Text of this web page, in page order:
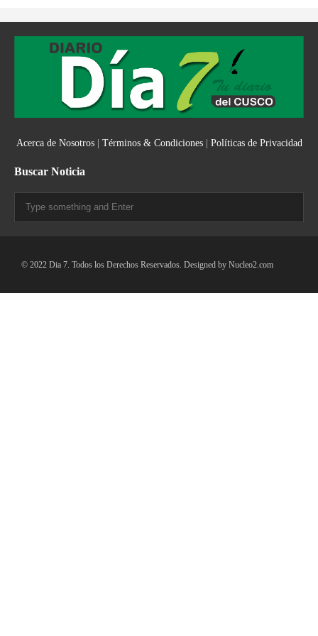
Acerca de Nosotros| Términos & Condiciones| Políticas de Privacidad
Buscar Noticia
© 2022 Dia 7. Todos los Derechos Reservados. Designed by Nucleo2.com